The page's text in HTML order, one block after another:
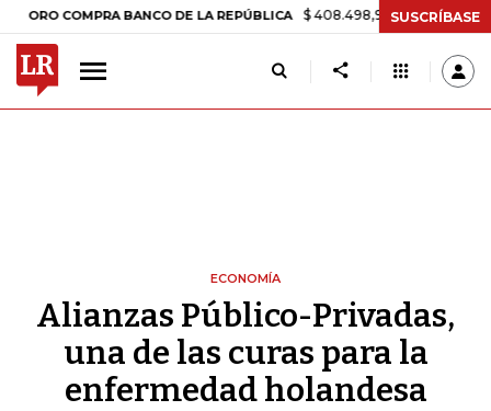
BANCO DE LA REPÚBLICA $ 408.498,97 +$ 8.753,81 +2,19%
SUSCRÍBASE
ECONOMÍA
Alianzas Público-Privadas,
una de las curas para la
enfermedad holandesa